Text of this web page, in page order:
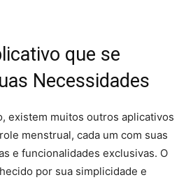
que se
Necessidades
existem muitos outros aplicativos
menstrual, cada um com suas
e funcionalidades exclusivas. O
por sua simplicidade e